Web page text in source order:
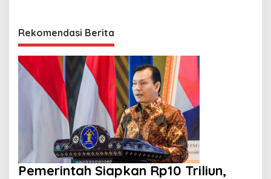
Rekomendasi Berita
Pemerintah Siapkan Rp10 Triliun,